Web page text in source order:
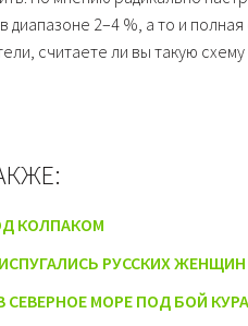
диапазоне 2–4 %, а то и
считаете ли вы такую
КОЛПАКОМ
РУССКИХ ЖЕНЩИН
СЕВЕРНОЕ МОРЕ ПОД БОЙ